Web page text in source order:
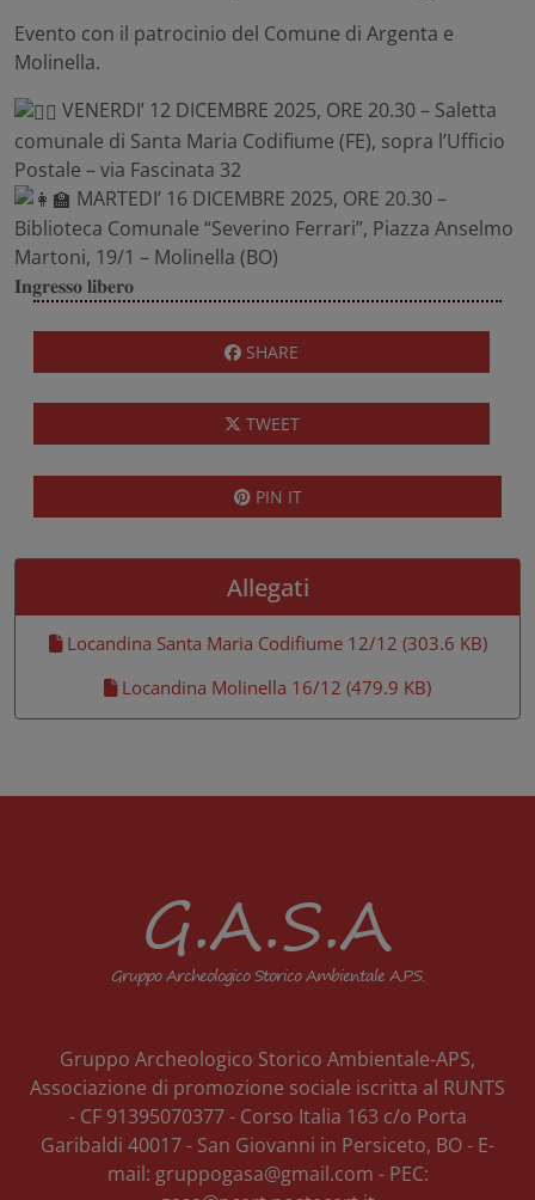
Evento con il patrocinio del Comune di Argenta e
Molinella.
VENERDI’ 12 DICEMBRE 2025, ORE 20.30– Saletta
comunale di Santa Maria Codifiume (FE), sopra l’Ufficio
Postale – via Fascinata 32
MARTEDI’ 16 DICEMBRE 2025, ORE 20.30 –
Biblioteca Comunale “Severino Ferrari”, Piazza Anselmo
Martoni, 19/1 – Molinella (BO)
𝐈𝐧𝐠𝐫𝐞𝐬𝐬𝐨 𝐥𝐢𝐛𝐞𝐫𝐨
SHARE
TWEET
PIN IT
Allegati
Locandina Santa Maria Codifiume 12/12 (303.6 KB)
Locandina Molinella 16/12 (479.9 KB)
G.A.S.A
Gruppo Archeologico Storico Ambientale A.P.S.
Gruppo Archeologico Storico Ambientale-APS,
Associazione di promozione sociale iscritta al RUNTS
- CF 91395070377 - Corso Italia 163 c/o Porta
Garibaldi 40017- San Giovanni in Persiceto, BO- E-
mail: gruppogasa@gmail.com - PEC: